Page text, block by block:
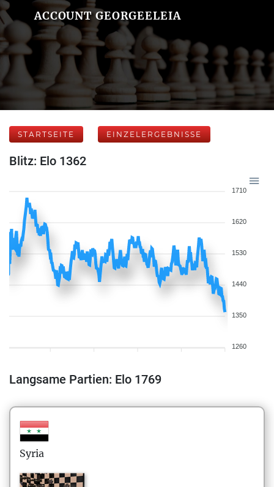
ACCOUNT GEORGEELEIA
STARTSEITE EINZELERGEBNISSE
Blitz: Elo 1362
1710
1620
1530
1440
1350
1260
Langsame Partien: Elo 1769
Syria